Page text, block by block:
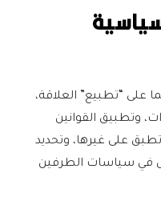
على “تطبيع” العلاقة،
وتطبيق القوانين
تطبق على غيرها، وتحديد
في سياسات الطرفين